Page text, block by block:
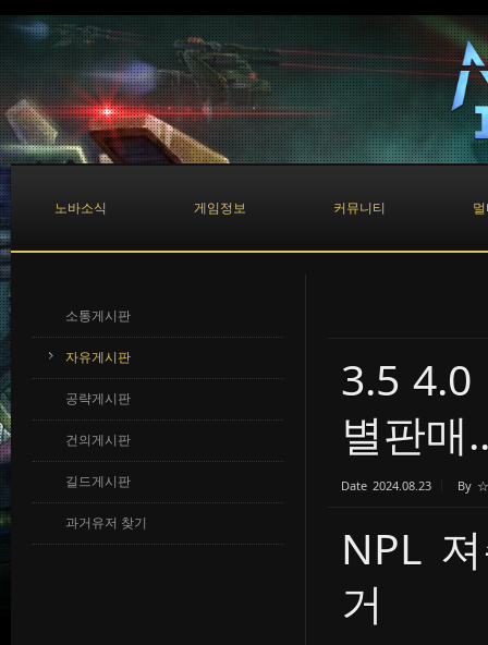
노바소식 게임정보 커뮤니티
소통게시판
자유게시판
공략게시판
건의게시판
길드게시판
과거유저 찾기
3.5 4.0
별판매
Date 2024.08.23 By
NPL
거
Sketchbook5, 스케치북5
Sketchbook5, 스케치북5